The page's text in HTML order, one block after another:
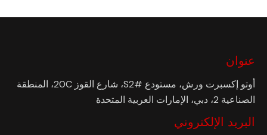
عنوان
أوتو إكسبرت ورش، مستودع #S2، شارع القوز 20C، المنطقة
الصناعية 2، دبي، الإمارات العربية المتحدة
البريد الإلكتروني